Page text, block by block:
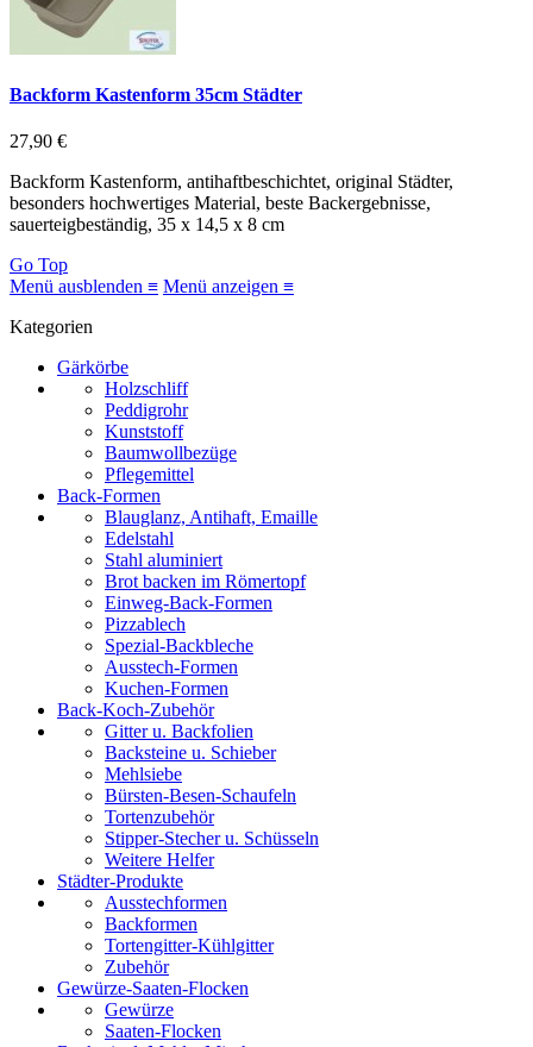
Backform Kastenform 35cm Städter
27,90 €
Backform Kastenform, antihaftbeschichtet, original Städter,
besonders hochwertiges Material, beste Backergebnisse,
sauerteigbeständig, 35 x 14,5 x 8 cm
Go Top
Menü ausblenden ≡ Menü anzeigen ≡
Kategorien
Gärkörbe
Holzschliff
Peddigrohr
Kunststoff
Baumwollbezüge
Pflegemittel
Back-Formen
Blauglanz, Antihaft, Emaille
Edelstahl
Stahl aluminiert
Brot backen im Römertopf
Einweg-Back-Formen
Pizzablech
Spezial-Backbleche
Ausstech-Formen
Kuchen-Formen
Back-Koch-Zubehör
Gitter u. Backfolien
Backsteine u. Schieber
Mehlsiebe
Bürsten-Besen-Schaufeln
Tortenzubehör
Stipper-Stecher u. Schüsseln
Weitere Helfer
Städter-Produkte
Ausstechformen
Backformen
Tortengitter-Kühlgitter
Zubehör
Gewürze-Saaten-Flocken
Gewürze
Saaten-Flocken